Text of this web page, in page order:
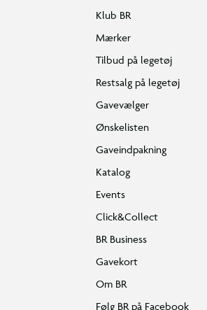
Klub BR
Mærker
Tilbud på legetøj
Restsalg på legetøj
Gavevælger
Ønskelisten
Gaveindpakning
Katalog
Events
Click&Collect
BR Business
Gavekort
Om BR
Følg BR på Facebook